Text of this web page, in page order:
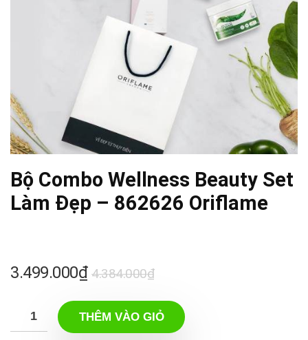
Bộ Combo Wellness Beauty Set
Làm Đẹp – 862626 Oriflame
4.384.000₫Giá
là:
4.384.000₫.
3.499.000₫
Giá
tại
là:
THÊM VÀO GIỎ